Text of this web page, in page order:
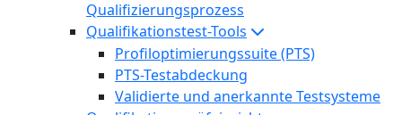
Qualifizierungsprozess
Qualifikationstest-Tools
Profiloptimierungssuite (PTS)
PTS-Testabdeckung
Validierte und anerkannte Testsysteme